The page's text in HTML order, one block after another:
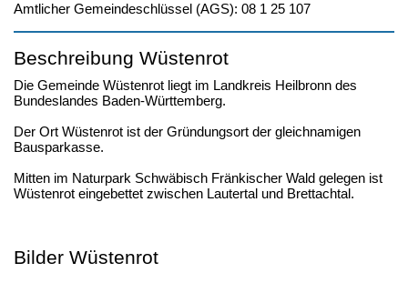
Amtlicher Gemeindeschlüssel (AGS): 08 1 25 107
Beschreibung Wüstenrot
Die Gemeinde Wüstenrot liegt im Landkreis Heilbronn des
Bundeslandes Baden-Württemberg.
Der Ort Wüstenrot ist der Gründungsort der gleichnamigen
Bausparkasse.
Mitten im Naturpark Schwäbisch Fränkischer Wald gelegen ist
Wüstenrot eingebettet zwischen Lautertal und Brettachtal.
Bilder Wüstenrot